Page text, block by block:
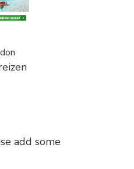
add some